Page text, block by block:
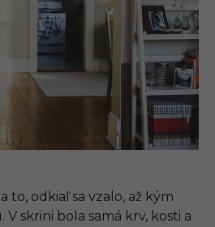
to, odkiaľ sa vzalo, až kým
skrini bola samá krv, kosti a